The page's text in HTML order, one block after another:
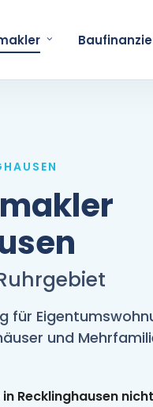
für
und
Recklinghausen